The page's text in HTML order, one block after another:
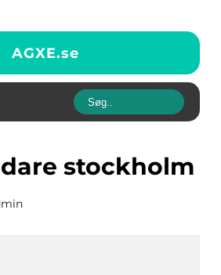
AGXE.se
stockholm